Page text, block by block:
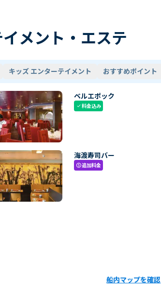
メント・エステ
キッズ エンターテイメント おすすめポイント
ベルエポック
check料金込み
海渡寿司バー
paid追加料金
船内マップを確認